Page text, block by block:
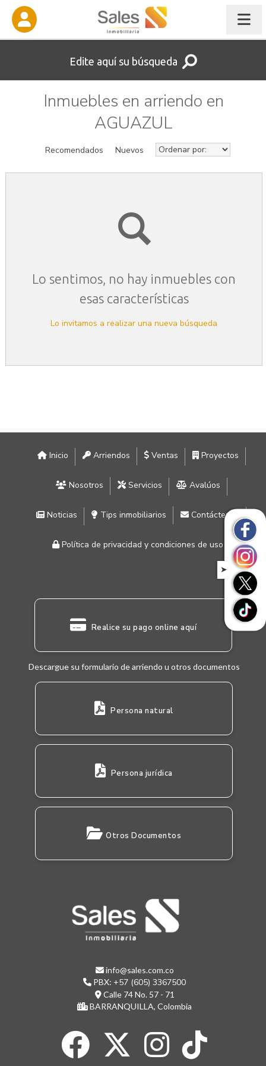
Edite aquí su búsqueda
Inmuebles en arriendo en
AGUAZUL
Recomendados Nuevos
Lo sentimos, no hay inmuebles con
esas características
Lo invitamos a realizar una nueva búsqueda
Inicio Arriendos Ventas Proyectos
Nosotros Servicios Avalúos
Noticias Tips inmobiliarios Contáctenos
Política de privacidad y condiciones de uso
Realice su pago online aquí
Descargue su formulario de arriendo u otros documentos
Persona natural
Persona jurídica
Otros Documentos
info@sales.com.co
PBX: +57 (605) 3367500
Calle 74 No. 57 - 71
BARRANQUILLA, Colombia
➤